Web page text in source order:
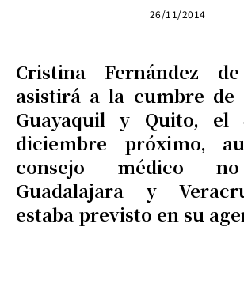
26/11/2014
Cristina Fernández
asistirá a la cumbre de
Guayaquil y Quito,
diciembre próximo,
consejo médico
Guadalajara y
estaba previsto en su